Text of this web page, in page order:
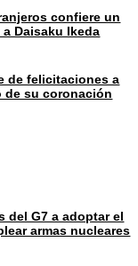
confiere un
Daisaku Ikeda
de felicitaciones a
de su coronación
del G7 a adoptar el
armas nucleares